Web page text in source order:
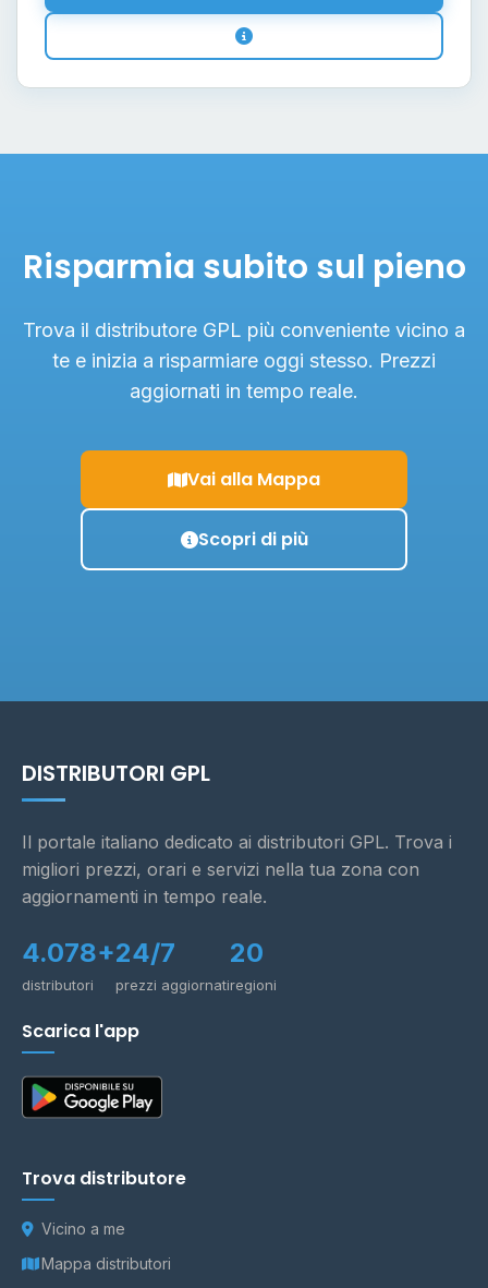
Risparmia subito sul pieno
Trova il distributore GPL più conveniente vicino a
te e inizia a risparmiare oggi stesso. Prezzi
aggiornati in tempo reale.
Vai alla Mappa
Scopri di più
DISTRIBUTORI GPL
Il portale italiano dedicato ai distributori GPL. Trova i
migliori prezzi, orari e servizi nella tua zona con
aggiornamenti in tempo reale.
4.078+
distributori
24/7
prezzi aggiornati
20
regioni
Scarica l'app
Trova distributore
Vicino a me
Mappa distributori